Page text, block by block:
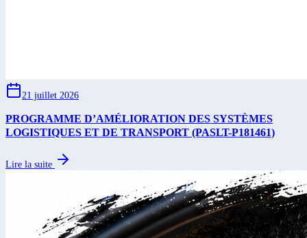
21 juillet 2026
PROGRAMME D’AMÉLIORATION DES SYSTÈMES
LOGISTIQUES ET DE TRANSPORT (PASLT-P181461)
Lire la suite